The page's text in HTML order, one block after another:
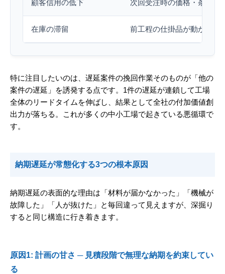
顧客信用の低下 次回受注時の価格・条件悪
在庫の滞留 前工程の仕掛品が動かない
特に注目したいのは、遅延案件の挽回作業そのものが「他の
案件の遅延」を誘発する点です。1件の遅延が連鎖して工場
全体のリードタイムを伸ばし、結果として全社の付加価値創
出力が落ちる。これが多くの中小工場で起きている悪循環で
す。
納期遅延が常態化する3つの根本原因
納期遅延の表面的な理由は「材料が届かなかった」「機械が
故障した」「人が抜けた」と毎回違って見えますが、深掘り
すると同じ構造に行き着きます。
原因1: 計画の甘さ ─ 見積段階で無理な納期を約束してい
る